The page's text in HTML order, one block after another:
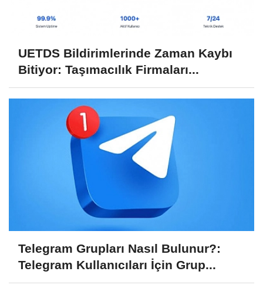
UETDS Bildirimlerinde Zaman Kaybı
Bitiyor: Taşımacılık Firmaları...
Telegram Grupları Nasıl Bulunur?:
Telegram Kullanıcıları İçin Grup...